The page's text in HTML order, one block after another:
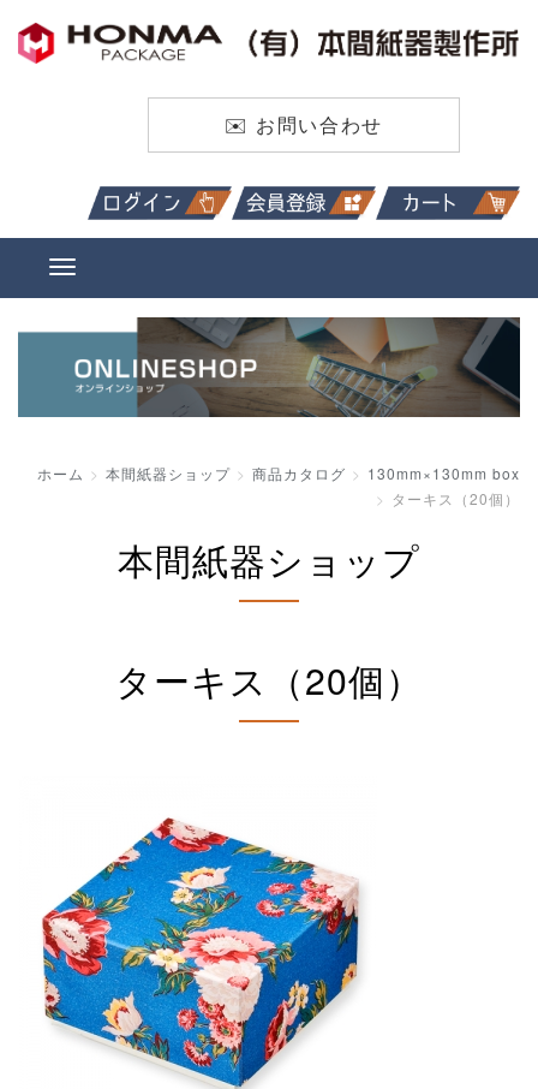
✉️ お問い合わせ
ホーム 本間紙器ショップ 商品カタログ
130mm×130mm box
ターキス（20個）
本間紙器ショップ
ターキス（20個）